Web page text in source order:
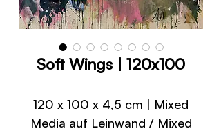
Soft Wings | 120x100
120 x 100 x 4,5 cm | Mixed
Media auf Leinwand / Mixed